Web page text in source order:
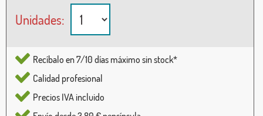
Unidades:
Recíbalo en 7/10 días máximo sin stock*
Calidad profesional
Precios IVA incluido